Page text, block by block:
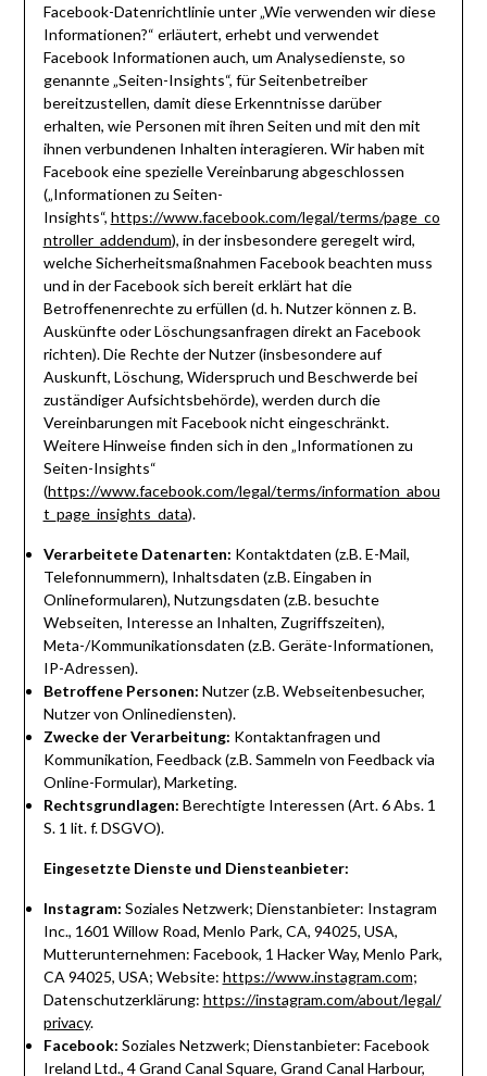
Facebook-Datenrichtlinie unter „Wie verwenden wir diese
Informationen?“ erläutert, erhebt und verwendet
Facebook Informationen auch, um Analysedienste, so
genannte „Seiten-Insights“, für Seitenbetreiber
bereitzustellen, damit diese Erkenntnisse darüber
erhalten, wie Personen mit ihren Seiten und mit den mit
ihnen verbundenen Inhalten interagieren. Wir haben mit
Facebook eine spezielle Vereinbarung abgeschlossen
(„Informationen zu Seiten-
Insights“, https://www.facebook.com/legal/terms/page_co
ntroller_addendum), in der insbesondere geregelt wird,
welche Sicherheitsmaßnahmen Facebook beachten muss
und in der Facebook sich bereit erklärt hat die
Betroffenenrechte zu erfüllen (d. h. Nutzer können z. B.
Auskünfte oder Löschungsanfragen direkt an Facebook
richten). Die Rechte der Nutzer (insbesondere auf
Auskunft, Löschung, Widerspruch und Beschwerde bei
zuständiger Aufsichtsbehörde), werden durch die
Vereinbarungen mit Facebook nicht eingeschränkt.
Weitere Hinweise finden sich in den „Informationen zu
Seiten-Insights“
(https://www.facebook.com/legal/terms/information_abou
t_page_insights_data).
Verarbeitete Datenarten: Kontaktdaten (z.B. E-Mail,
Telefonnummern), Inhaltsdaten (z.B. Eingaben in
Onlineformularen), Nutzungsdaten (z.B. besuchte
Webseiten, Interesse an Inhalten, Zugriffszeiten),
Meta-/Kommunikationsdaten (z.B. Geräte-Informationen,
IP-Adressen).
Betroffene Personen: Nutzer (z.B. Webseitenbesucher,
Nutzer von Onlinediensten).
Zwecke der Verarbeitung: Kontaktanfragen und
Kommunikation, Feedback (z.B. Sammeln von Feedback via
Online-Formular), Marketing.
Rechtsgrundlagen: Berechtigte Interessen (Art. 6 Abs. 1
S. 1 lit. f. DSGVO).
Eingesetzte Dienste und Diensteanbieter:
Instagram: Soziales Netzwerk; Dienstanbieter: Instagram
Inc., 1601 Willow Road, Menlo Park, CA, 94025, USA,
Mutterunternehmen: Facebook, 1 Hacker Way, Menlo Park,
CA 94025, USA; Website: https://www.instagram.com;
Datenschutzerklärung: https://instagram.com/about/legal/
privacy.
Facebook: Soziales Netzwerk; Dienstanbieter: Facebook
Ireland Ltd., 4 Grand Canal Square, Grand Canal Harbour,